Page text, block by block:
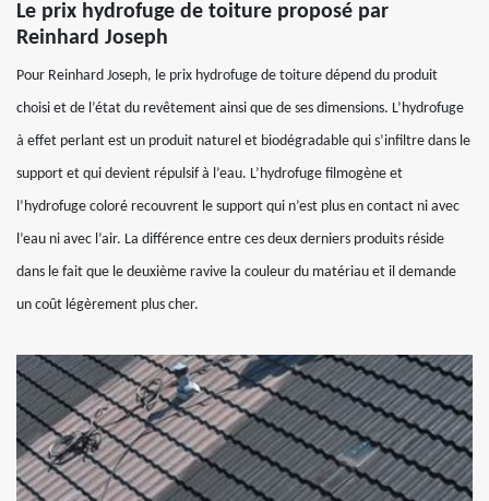
Le prix hydrofuge de toiture proposé par
Reinhard Joseph
Pour Reinhard Joseph, le prix hydrofuge de toiture dépend du produit
choisi et de l’état du revêtement ainsi que de ses dimensions. L’hydrofuge
à effet perlant est un produit naturel et biodégradable qui s’infiltre dans le
support et qui devient répulsif à l’eau. L’hydrofuge filmogène et
l’hydrofuge coloré recouvrent le support qui n’est plus en contact ni avec
l’eau ni avec l’air. La différence entre ces deux derniers produits réside
dans le fait que le deuxième ravive la couleur du matériau et il demande
un coût légèrement plus cher.